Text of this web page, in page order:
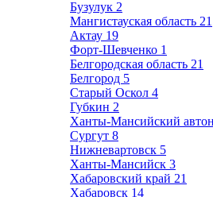
Бузулук 2
Мангистауская область 21
Актау 19
Форт-Шевченко 1
Белгородская область 21
Белгород 5
Старый Оскол 4
Губкин 2
Ханты-Мансийский
Сургут 8
Нижневартовск 5
Ханты-Мансийск 3
Хабаровский край 21
Хабаровск 14